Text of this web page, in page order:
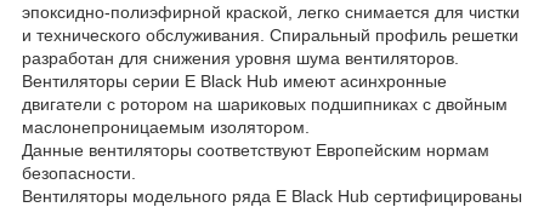
эпоксидно-полиэфирной краской, легко снимается для чистки
и технического обслуживания. Спиральный профиль решетки
разработан для снижения уровня шума вентиляторов.
Вентиляторы серии E Black Hub имеют асинхронные
двигатели с ротором на шариковых подшипниках с двойным
маслонепроницаемым изолятором.
Данные вентиляторы соответствуют Европейским нормам
безопасности.
Вентиляторы модельного ряда E Black Hub сертифицированы